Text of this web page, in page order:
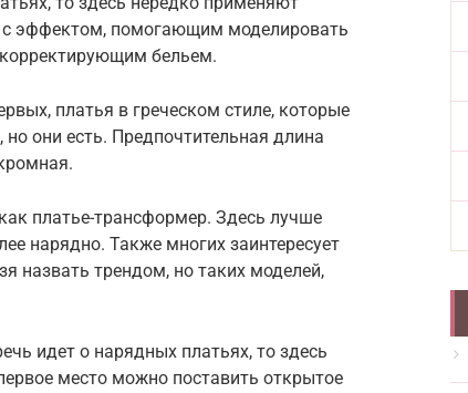
с эффектом, помогающим моделировать
бельем.
платья в греческом стиле, которые
они есть. Предпочтительная длина
платье-трансформер. Здесь лучше
нарядно. Также многих заинтересует
назвать трендом, но таких моделей,
идет о нарядных платьях, то здесь
место можно поставить открытое